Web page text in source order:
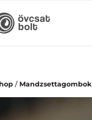
/ Mandzsettagombok